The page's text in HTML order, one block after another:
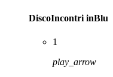
DiscoIncontri inBlu
1
play_arrow